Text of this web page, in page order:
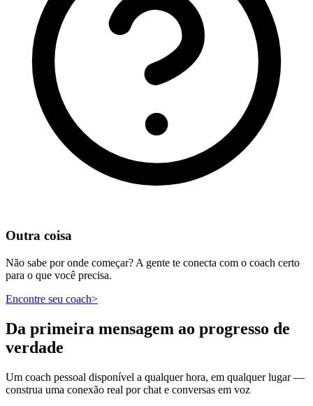
Outra coisa
Não sabe por onde começar? A gente te conecta com o coach certo
para o que você precisa.
Encontre seu coach>
Da primeira mensagem ao progresso de
verdade
Um coach pessoal disponível a qualquer hora, em qualquer lugar —
construa uma conexão real por chat e conversas em voz